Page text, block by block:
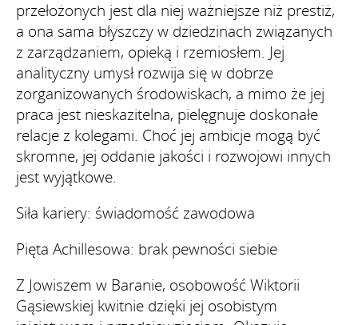
przełożonych jest dla niej ważniejsze niż prestiż,
a ona sama błyszczy w dziedzinach związanych
z zarządzaniem, opieką i rzemiosłem. Jej
analityczny umysł rozwija się w dobrze
zorganizowanych środowiskach, a mimo że jej
praca jest nieskazitelna, pielęgnuje doskonałe
relacje z kolegami. Choć jej ambicje mogą być
skromne, jej oddanie jakości i rozwojowi innych
jest wyjątkowe.
Siła kariery: świadomość zawodowa
Pięta Achillesowa: brak pewności siebie
Z Jowiszem w Baranie, osobowość Wiktorii
Gąsiewskiej kwitnie dzięki jej osobistym